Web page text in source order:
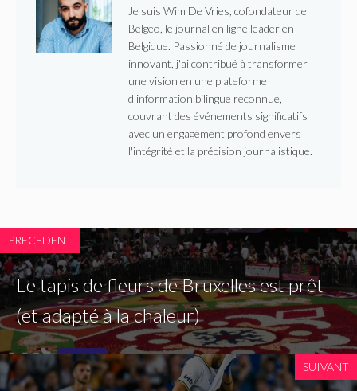
Je suis Wim De Vries, cofondateur de
Belgeo, le journal en ligne leader en
Belgique. Passionné de journalisme
innovant, j'ai contribué à transformer
une vision en une plateforme
d'information bilingue reconnue,
couvrant des événements significatifs
avec un engagement profond envers
l'intégrité et la précision journalistique.
PRECEDENT
Le tapis de fleurs de Bruxelles est prêt
(et adapté à la chaleur)
SUIVANT